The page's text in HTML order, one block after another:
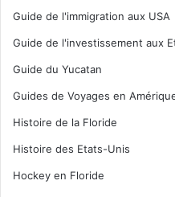
Guide de l'immigration aux USA
Guide de l'investissement aux
Guide du Yucatan
Guides de Voyages en
Histoire de la Floride
Histoire des Etats-Unis
Hockey en Floride